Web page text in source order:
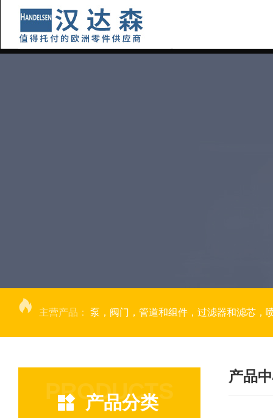
主营产品： 泵，阀门，管道和组件，过滤器和滤芯，
PRODUCTS
产品分类
产品